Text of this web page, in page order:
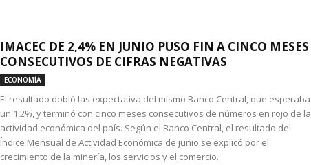
IMACEC DE 2,4% EN JUNIO PUSO FIN A CINCO MESES
CONSECUTIVOS DE CIFRAS NEGATIVAS
ECONOMÍA
El resultado dobló las expectativa del mismo Banco Central, que esperaba
un 1,2%, y terminó con cinco meses consecutivos de números en rojo de la
actividad económica del país. Según el Banco Central, el resultado del
Índice Mensual de Actividad Económica de junio se explicó por el
crecimiento de la minería, los servicios y el comercio.